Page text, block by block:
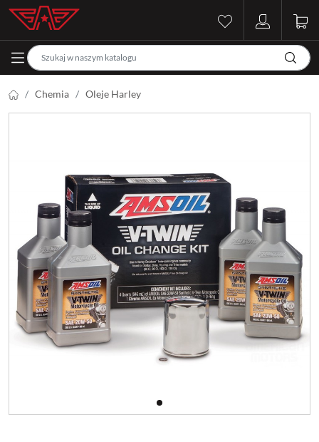
Chemia Oleje Harley